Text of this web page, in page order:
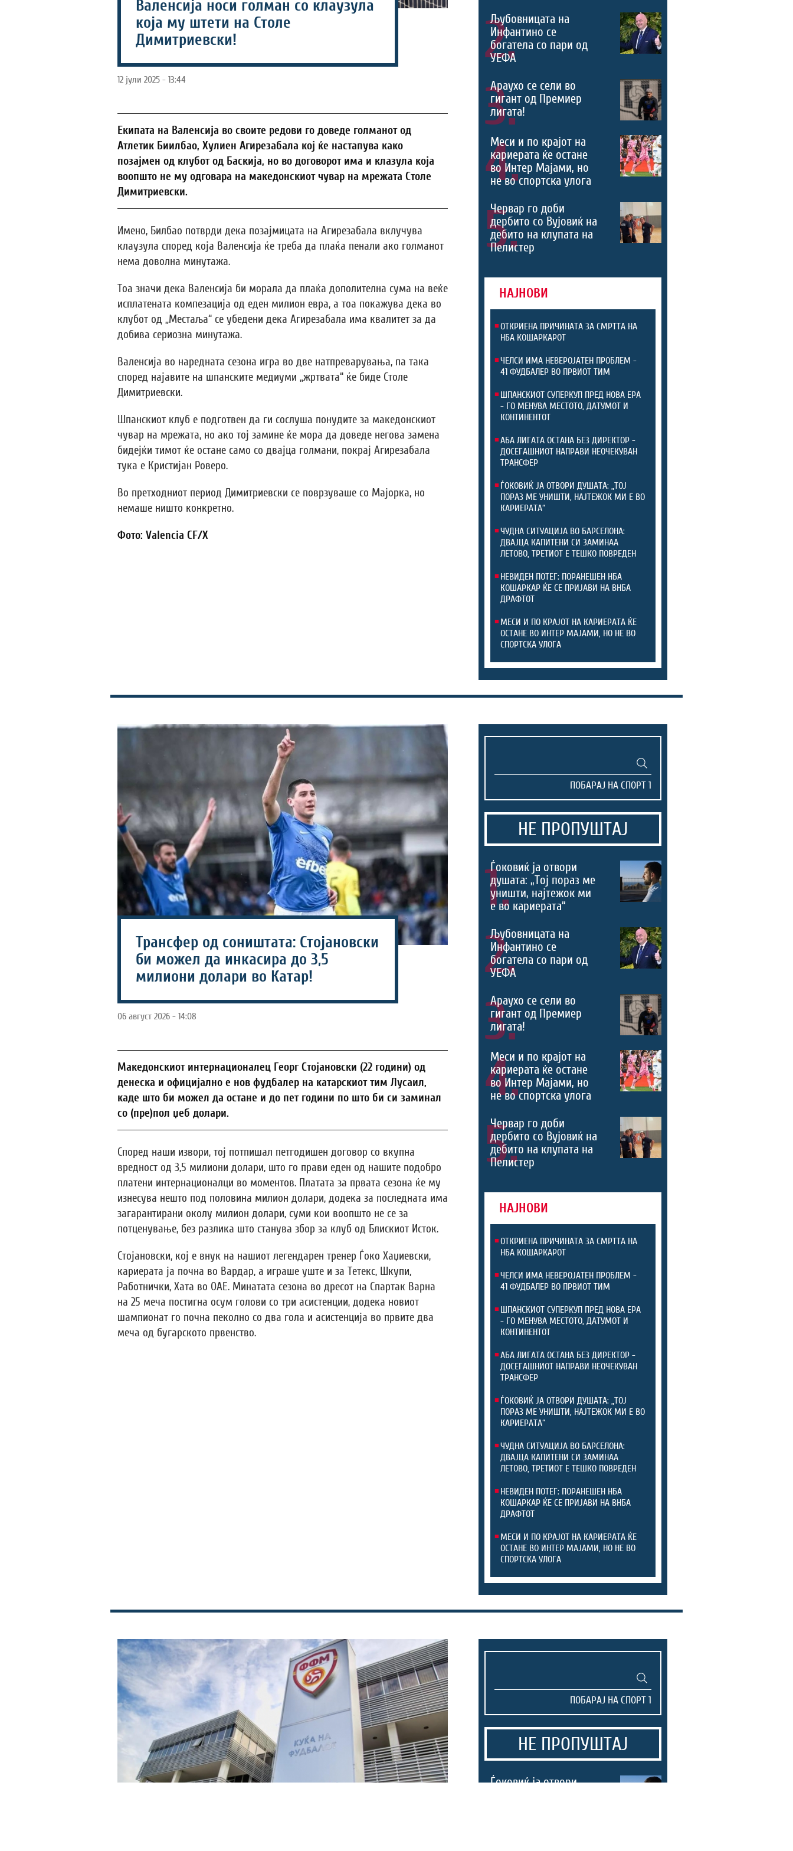
Валенсија носи голман со клаузула
која му штети на Столе
Димитриевски!
12 јули 2025 - 13:44
Eкипата на Валенсија во своите редови го доведе голманот од
Атлетик Биилбао, Хулиен Агирезабала кој ќе настапува како
позајмен од клубот од Баскија, но во договорот има и клазула која
воопшто не му одговара на македонскиот чувар на мрежата Столе
Димитриевски.
Имено, Билбао потврди дека позајмицата на Агирезабала вклучува
клаузула според која Валенсија ќе треба да плаќа пенали ако голманот
нема доволна минутажа.
Тоа значи дека Валенсија би морала да плаќа дополителна сума на веќе
исплатената компезација од еден милион евра, а тоа покажува дека во
клубот од „Местаља“ се убедени дека Агирезабала има квалитет за да
добива сериозна минутажа.
Валенсија во наредната сезона игра во две натпреварувања, па така
според најавите на шпанските медиуми „жртвата“ ќе биде Столе
Димитриевски.
Шпанскиот клуб е подготвен да ги сослуша понудите за македонскиот
чувар на мрежата, но ако тој замине ќе мора да доведе негова замена
бидејќи тимот ќе остане само со двајца голмани, покрај Агирезабала
тука е Кристијан Роверо.
Во претходниот период Димитриевски се поврзуваше со Мајорка, но
немаше ништо конкретно.
Фото: Valencia CF/X
2.
Љубовницата на
Инфантино се
богатела со пари од
УЕФА
3.
Араухо се сели во
гигант од Премиер
лигата!
4.
Меси и по крајот на
кариерата ќе остане
во Интер Мајами, но
не во спортска улога
5.
Червар го доби
дербито со Вујовиќ на
дебито на клупата на
Пелистер
НАЈНОВИ
ОТКРИЕНА ПРИЧИНАТА ЗА СМРТТА НА
НБА КОШАРКАРОТ
ЧЕЛСИ ИМА НЕВЕРОЈАТЕН ПРОБЛЕМ -
41 ФУДБАЛЕР ВО ПРВИОТ ТИМ
ШПАНСКИОТ СУПЕРКУП ПРЕД НОВА ЕРА
- ГО МЕНУВА МЕСТОТО, ДАТУМОТ И
КОНТИНЕНТОТ
АБА ЛИГАТА ОСТАНА БЕЗ ДИРЕКТОР -
ДОСЕГАШНИОТ НАПРАВИ НЕОЧЕКУВАН
ТРАНСФЕР
ЃОКОВИЌ ЈА ОТВОРИ ДУШАТА: „ТОЈ
ПОРАЗ МЕ УНИШТИ, НАЈТЕЖОК МИ Е ВО
КАРИЕРАТА“
ЧУДНА СИТУАЦИЈА ВО БАРСЕЛОНА:
ДВАЈЦА КАПИТЕНИ СИ ЗАМИНАА
ЛЕТОВО, ТРЕТИОТ Е ТЕШКО ПОВРЕДЕН
НЕВИДЕН ПОТЕГ: ПОРАНЕШЕН НБА
КОШАРКАР ЌЕ СЕ ПРИЈАВИ НА ВНБА
ДРАФТОТ
МЕСИ И ПО КРАЈОТ НА КАРИЕРАТА ЌЕ
ОСТАНЕ ВО ИНТЕР МАЈАМИ, НО НЕ ВО
СПОРТСКА УЛОГА
Трансфер од соништата: Стојановски
би можел да инкасира до 3,5
милиони долари во Катар!
06 август 2026 - 14:08
Македонскиот интернационалец Георг Стојановски (22 години) од
денеска и официјално е нов фудбалер на катарскиот тим Лусаил,
каде што би можел да остане и до пет години по што би си заминал
со (пре)пол џеб долари.
Според наши извори, тој потпишал петгодишен договор со вкупна
вредност од 3,5 милиони долари, што го прави еден од нашите подобро
платени интернационалци во моментов. Платата за првата сезона ќе му
изнесува нешто под половина милион долари, додека за последната има
загарантирани околу милион долари, суми кои воопшто не се за
потценување, без разлика што станува збор за клуб од Блискиот Исток.
Стојановски, кој е внук на нашиот легендарен тренер Ѓоко Хаџиевски,
кариерата ја почна во Вардар, а играше уште и за Тетекс, Шкупи,
Работнички, Хата во ОАЕ. Минатата сезона во дресот на Спартак Варна
на 25 меча постигна осум голови со три асистенции, додека новиот
шампионат го почна пеколно со два гола и асистенција во првите два
меча од бугарското првенство.
НЕ ПРОПУШТАЈ
1.
Ѓоковиќ ја отвори
душата: „Тој пораз ме
уништи, најтежок ми
е во кариерата“
2.
Љубовницата на
Инфантино се
богатела со пари од
УЕФА
3.
Араухо се сели во
гигант од Премиер
лигата!
4.
Меси и по крајот на
кариерата ќе остане
во Интер Мајами, но
не во спортска улога
5.
Червар го доби
дербито со Вујовиќ на
дебито на клупата на
Пелистер
НАЈНОВИ
ОТКРИЕНА ПРИЧИНАТА ЗА СМРТТА НА
НБА КОШАРКАРОТ
ЧЕЛСИ ИМА НЕВЕРОЈАТЕН ПРОБЛЕМ -
41 ФУДБАЛЕР ВО ПРВИОТ ТИМ
ШПАНСКИОТ СУПЕРКУП ПРЕД НОВА ЕРА
- ГО МЕНУВА МЕСТОТО, ДАТУМОТ И
КОНТИНЕНТОТ
АБА ЛИГАТА ОСТАНА БЕЗ ДИРЕКТОР -
ДОСЕГАШНИОТ НАПРАВИ НЕОЧЕКУВАН
ТРАНСФЕР
ЃОКОВИЌ ЈА ОТВОРИ ДУШАТА: „ТОЈ
ПОРАЗ МЕ УНИШТИ, НАЈТЕЖОК МИ Е ВО
КАРИЕРАТА“
ЧУДНА СИТУАЦИЈА ВО БАРСЕЛОНА:
ДВАЈЦА КАПИТЕНИ СИ ЗАМИНАА
ЛЕТОВО, ТРЕТИОТ Е ТЕШКО ПОВРЕДЕН
НЕВИДЕН ПОТЕГ: ПОРАНЕШЕН НБА
КОШАРКАР ЌЕ СЕ ПРИЈАВИ НА ВНБА
ДРАФТОТ
МЕСИ И ПО КРАЈОТ НА КАРИЕРАТА ЌЕ
ОСТАНЕ ВО ИНТЕР МАЈАМИ, НО НЕ ВО
СПОРТСКА УЛОГА
НЕ ПРОПУШТАЈ
Ѓоковиќ ја отвори